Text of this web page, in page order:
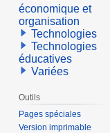
économique et
organisation
Technologies
Technologies
éducatives
Variées
Outils
Pages spéciales
Version imprimable